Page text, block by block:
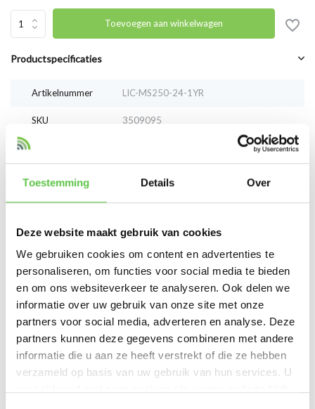
Toestemming Details Over
Deze website maakt gebruik van cookies
We gebruiken cookies om content en advertenties te
personaliseren, om functies voor social media te bieden
en om ons websiteverkeer te analyseren. Ook delen we
informatie over uw gebruik van onze site met onze
partners voor social media, adverteren en analyse. Deze
partners kunnen deze gegevens combineren met andere
informatie die u aan ze heeft verstrekt of die ze hebben
verzameld op basis van uw gebruik van hun services. U
Toevoegen aan winkelwagen
Productspecificaties
Artikelnummer LIC-MS250-24-1YR
SKU 3509095
Vergelijk Delen
Reviews
Based on 0 reviews
Er zijn nog geen reviews geschreven over dit product..
Tags